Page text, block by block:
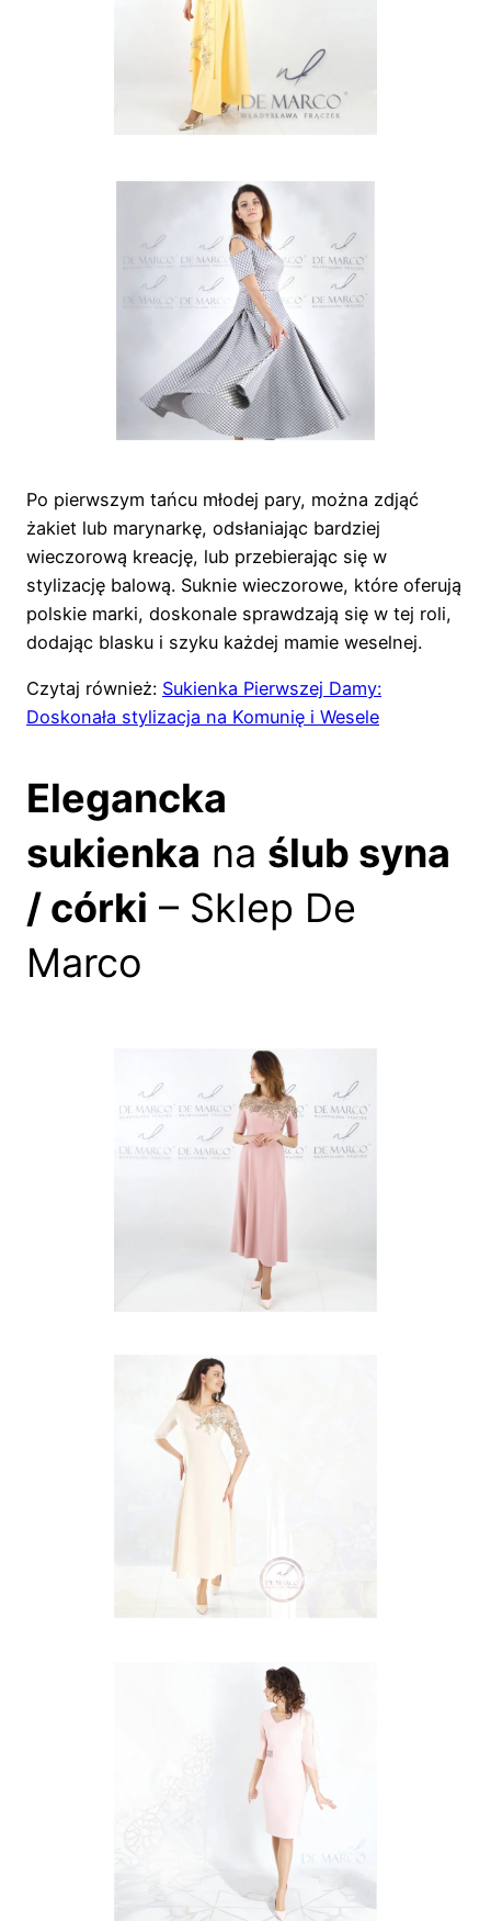
Po pierwszym tańcu młodej pary, można zdjąć
żakiet lub marynarkę, odsłaniając bardziej
wieczorową kreację, lub przebierając się w
stylizację balową. Suknie wieczorowe, które oferują
polskie marki, doskonale sprawdzają się w tej roli,
dodając blasku i szyku każdej mamie weselnej.
Czytaj również: Sukienka Pierwszej Damy:
Doskonała stylizacja na Komunię i Wesele
Elegancka
sukienka na ślub syna
/ córki – Sklep De
Marco